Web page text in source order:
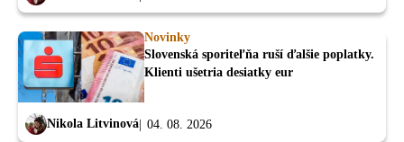
Novinky
Slovenská sporiteľňa ruší ďalšie poplatky.
Klienti ušetria desiatky eur
Nikola Litvinová 04. 08. 2026